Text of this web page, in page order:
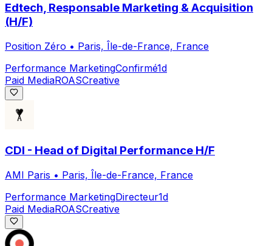
Edtech, Responsable Marketing & Acquisition
(H/F)
Position Zéro • Paris, Île-de-France, France
Performance MarketingConfirmé1d
Paid MediaROASCreative
CDI - Head of Digital Performance H/F
AMI Paris • Paris, Île-de-France, France
Performance MarketingDirecteur1d
Paid MediaROASCreative